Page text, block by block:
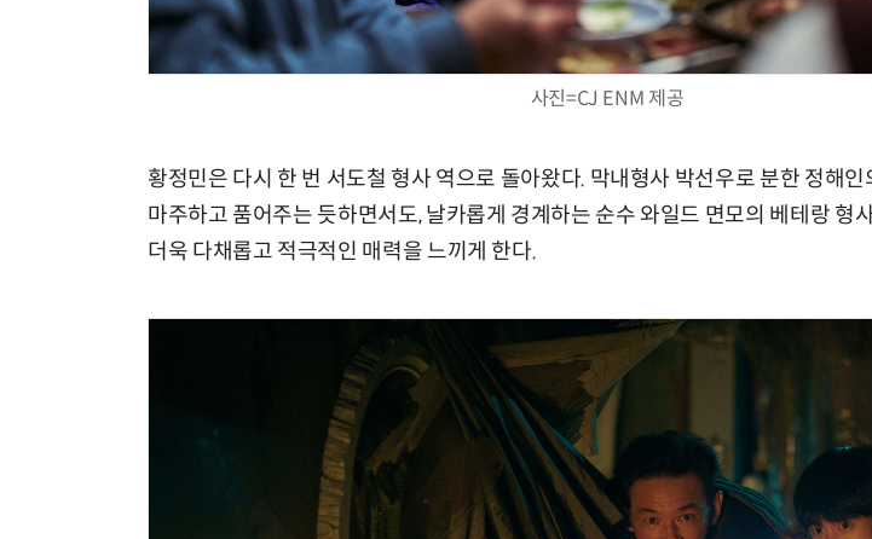
사진=CJ ENM 제공
황정민은 다시 한 번 서도철 형사 역으로 돌아왔다. 막내형사 박선우로 분한 정해
마주하고 품어주는 듯하면서도, 날카롭게 경계하는 순수 와일드 면모의 베테랑 형
더욱 다채롭고 적극적인 매력을 느끼게 한다.